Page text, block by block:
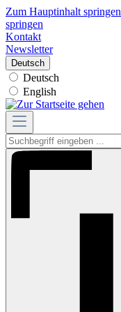
Zum Hauptinhalt springen
springen
Kontakt
Newsletter
Deutsch
Deutsch
English